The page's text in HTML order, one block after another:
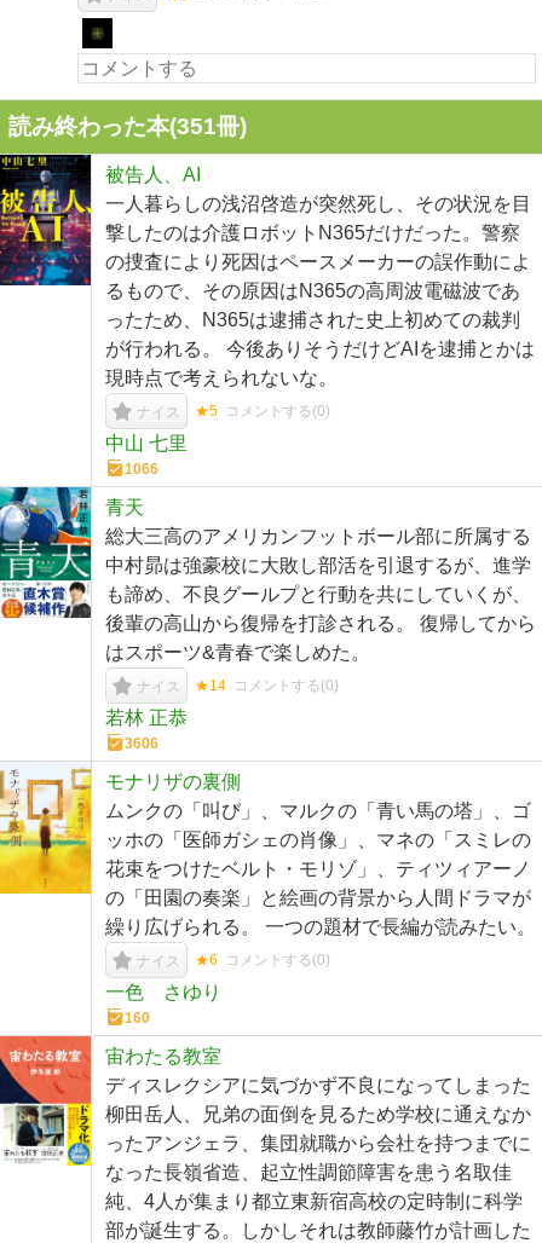
読み終わった本(351冊)
被告人、AI
一人暮らしの浅沼啓造が突然死し、その状況を目
撃したのは介護ロボットN365だけだった。警察
の捜査により死因はペースメーカーの誤作動によ
るもので、その原因はN365の高周波電磁波であ
ったため、N365は逮捕された史上初めての裁判
が行われる。 今後ありそうだけどAIを逮捕とかは
現時点で考えられないな。
ナイス ★5 コメントする(0)
中山 七里
1066
青天
総大三高のアメリカンフットボール部に所属する
中村昴は強豪校に大敗し部活を引退するが、進学
も諦め、不良グールプと行動を共にしていくが、
後輩の高山から復帰を打診される。 復帰してから
はスポーツ&青春で楽しめた。
ナイス ★14 コメントする(0)
若林 正恭
3606
モナリザの裏側
ムンクの「叫び」、マルクの「青い馬の塔」、ゴ
ッホの「医師ガシェの肖像」、マネの「スミレの
花束をつけたベルト・モリゾ」、ティツィアーノ
の「田園の奏楽」と絵画の背景から人間ドラマが
繰り広げられる。 一つの題材で長編が読みたい。
ナイス ★6 コメントする(0)
一色 さゆり
160
宙わたる教室
ディスレクシアに気づかず不良になってしまった
柳田岳人、兄弟の面倒を見るため学校に通えなか
ったアンジェラ、集団就職から会社を持つまでに
なった長嶺省造、起立性調節障害を患う名取佳
純、4人が集まり都立東新宿高校の定時制に科学
部が誕生する。しかしそれは教師藤竹が計画した